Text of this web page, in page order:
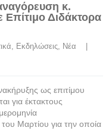
κ.
Διδάκτορα
, Εκδηλώσεις, Νέα
ως επιτίμου
για έκτακτους
Μαρτίου για την οποία